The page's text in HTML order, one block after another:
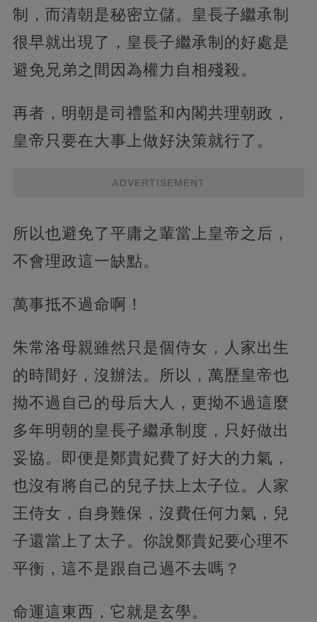
制，而清朝是秘密立儲。皇長子繼承制
很早就出現了，皇長子繼承制的好處是
避免兄弟之間因為權力自相殘殺。
再者，明朝是司禮監和內閣共理朝政，
皇帝只要在大事上做好決策就行了。
ADVERTISEMENT
所以也避免了平庸之輩當上皇帝之后，
不會理政這一缺點。
萬事抵不過命啊！
朱常洛母親雖然只是個侍女，人家出生
的時間好，沒辦法。所以，萬歷皇帝也
拗不過自己的母后大人，更拗不過這麼
多年明朝的皇長子繼承制度，只好做出
妥協。即便是鄭貴妃費了好大的力氣，
也沒有將自己的兒子扶上太子位。人家
王侍女，自身難保，沒費任何力氣，兒
子還當上了太子。你說鄭貴妃要心理不
平衡，這不是跟自己過不去嗎？
命運這東西，它就是玄學。